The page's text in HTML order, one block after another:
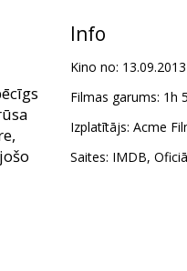
Info
Kino no: 13.09.2013
Filmas garums: 1h
Izplatītājs: Acme
Saites: IMDB,